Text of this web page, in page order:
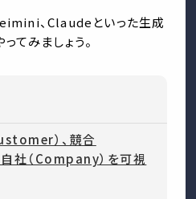
、Claudeといった生成
てみましょう。
）、競合
社（Company）を可視